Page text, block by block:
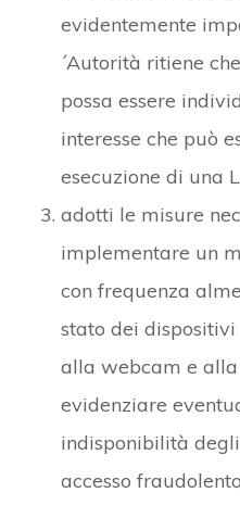
evidentemente
´Autorità ritiene
possa essere
interesse che può
esecuzione di una
adotti le misure
implementare un
con frequenza
stato dei
alla webcam e
evidenziare
indisponibilità
accesso